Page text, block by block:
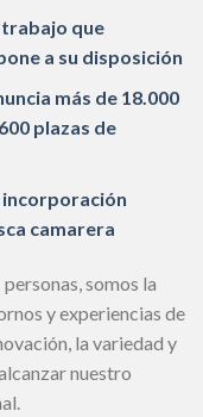
que
a su disposición
más de 18.000
plazas de
camarera
somos la
y experiencias de
la variedad y
nuestro